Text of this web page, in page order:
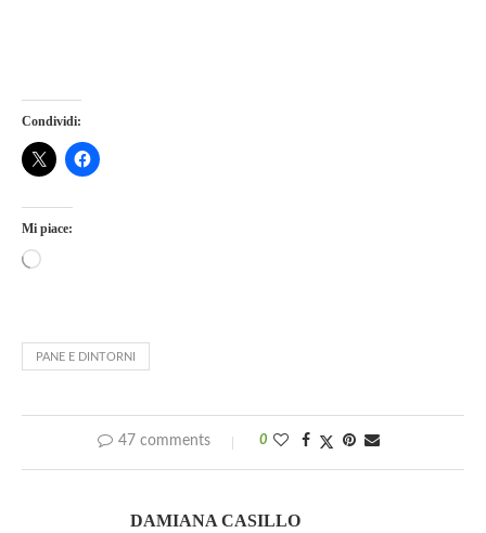
Condividi:
Mi piace:
PANE E DINTORNI
47 comments 0
DAMIANA CASILLO